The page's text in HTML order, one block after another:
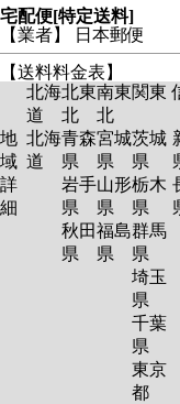
宅配便[特定送料]
【業者】 日本郵便
【送料料金表】
北海
道
北東
北
南東
北
関東
地
域
詳
細
北海
道
青森
県
岩手
県
秋田
県
宮城
県
山形
県
福島
県
茨城
県
栃木
県
群馬
県
埼玉
県
千葉
県
東京
都